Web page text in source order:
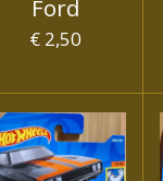
Ford
€ 2,50